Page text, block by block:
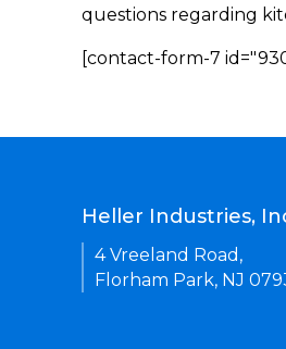
questions regarding
[contact-form-7
Heller Industries,
4 Vreeland Road,
Florham Park, NJ